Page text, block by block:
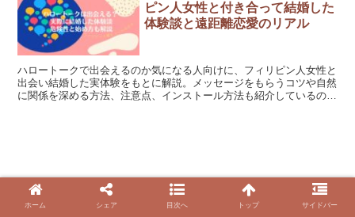
ピン人女性と付き合って結婚した
体験談と遠距離恋愛のリアル
ハロートークで出会えるのか気になる人向けに、フィリピン人女性と
出会い結婚した実体験をもとに解説。メッセージをもらうコツや自然
に関係を深める方法、注意点、インストール方法も紹介しているの
ホーム シェア 目次へ トップ サイドバー